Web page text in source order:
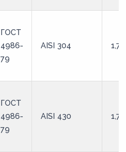
ГОСТ
4986-
79
AISI 304 1,7
ГОСТ
4986-
79
AISI 430 1,7